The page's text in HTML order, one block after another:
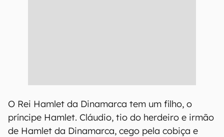
O Rei Hamlet da Dinamarca tem um filho, o
príncipe Hamlet. Cláudio, tio do herdeiro e irmão
de Hamlet da Dinamarca, cego pela cobiça e